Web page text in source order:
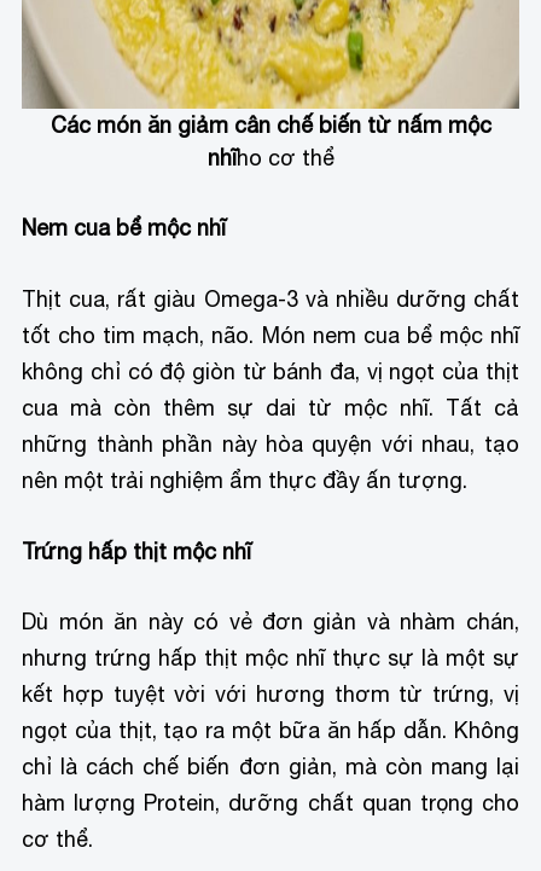
Các món ăn giảm cân chế biến từ nấm mộc
nhĩho cơ thể
Nem cua bể mộc nhĩ
Thịt cua, rất giàu Omega-3 và nhiều dưỡng chất
tốt cho tim mạch, não. Món nem cua bể mộc nhĩ
không chỉ có độ giòn từ bánh đa, vị ngọt của thịt
cua mà còn thêm sự dai từ mộc nhĩ. Tất cả
những thành phần này hòa quyện với nhau, tạo
nên một trải nghiệm ẩm thực đầy ấn tượng.
Trứng hấp thịt mộc nhĩ
Dù món ăn này có vẻ đơn giản và nhàm chán,
nhưng trứng hấp thịt mộc nhĩ thực sự là một sự
kết hợp tuyệt vời với hương thơm từ trứng, vị
ngọt của thịt, tạo ra một bữa ăn hấp dẫn. Không
chỉ là cách chế biến đơn giản, mà còn mang lại
hàm lượng Protein, dưỡng chất quan trọng cho
cơ thể.